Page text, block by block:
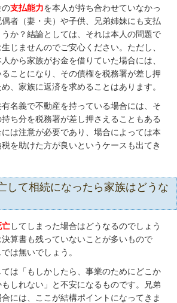
の支払能力を本人が持ち合わせていなかっ
者（妻・夫）や子供、兄弟姉妹にも支払
か？結論としては、それは本人の問題で
じませんのでご安心ください。ただし、
から家族がお金を借りていた場合には、
ことになり、その債権を税務署が差し押
、家族に返済を求めることはあります。
名義で不動産を持っている場合には、そ
ち分を税務署が差し押さえることもある
は注意が必要であり、場合によっては本
を助けた方が良いというケースも出てき
して相続になったら家族はどうな
亡してしまった場合はどうなるのでしょう
算書も残っていないことが多いもので
は無いでしょう。
は「もしかしたら、事業のためにどこか
しれない」と不安になるものです。兄弟
には、ここが結構ポイントになってきま